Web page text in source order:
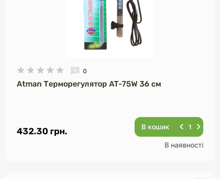
0
Atman Терморегулятор AT-75W 36 см
432.30 грн. В кошик
В наявності